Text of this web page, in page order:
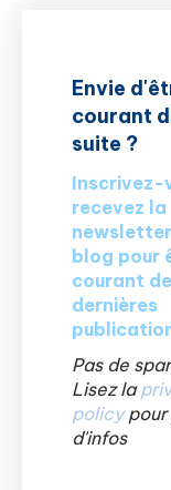
Envie
courant
suite ?
Inscrivez-
recevez la
blog pour
courant de
dernières
Pas de
Lisez la
policypour
d'infos